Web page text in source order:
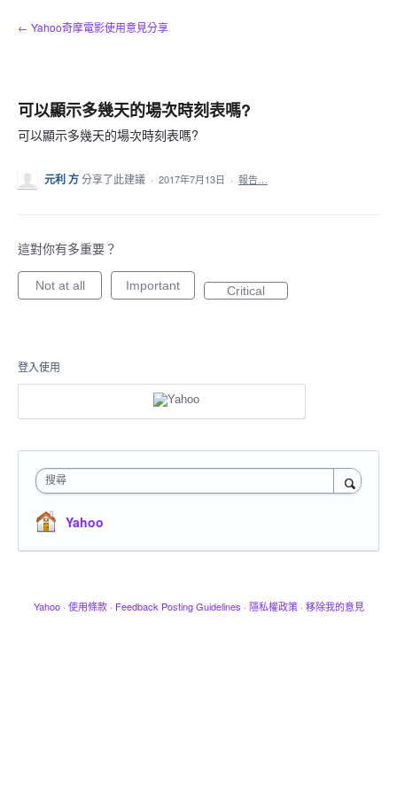
到
← Yahoo奇摩電影使用意見分享
可以顯示多幾天的場次時刻表嗎?
可以顯示多幾天的場次時刻表嗎?
元利 方分享了此建議 · 2017年7月13日 · 報告…
這對你有多重要？
Not at all Important Critical
登入使用
搜尋
Yahoo
Yahoo · 使用條款 · Feedback Posting Guidelines · 隱私權政策 · 移除我的意見